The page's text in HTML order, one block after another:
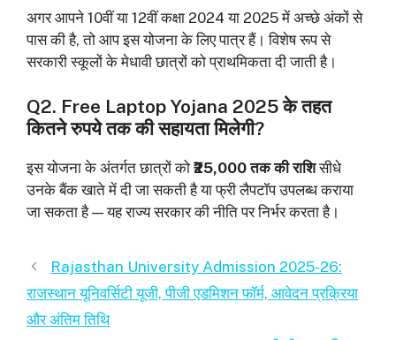
अगर आपने 10वीं या 12वीं कक्षा 2024 या 2025 में अच्छे अंकों से
पास की है, तो आप इस योजना के लिए पात्र हैं। विशेष रूप से
सरकारी स्कूलों के मेधावी छात्रों को प्राथमिकता दी जाती है।
Q2. Free Laptop Yojana 2025 के तहत
कितने रुपये तक की सहायता मिलेगी?
इस योजना के अंतर्गत छात्रों को ₹25,000 तक की राशिसीधे
उनके बैंक खाते में दी जा सकती है या फ्री लैपटॉप उपलब्ध कराया
जा सकता है — यह राज्य सरकार की नीति पर निर्भर करता है।
Rajasthan University Admission 2025-26:
राजस्थान यूनिवर्सिटी यूजी, पीजी एडमिशन फॉर्म, आवेदन प्रक्रिया
और अंतिम तिथि